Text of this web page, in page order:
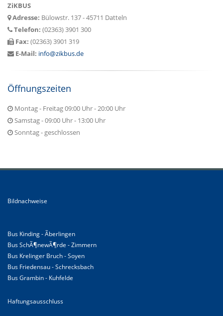
ZiKBUS
Adresse: Bülowstr. 137 - 45711 Datteln
Telefon: (02363) 3901 300
Fax: (02363) 3901 319
E-Mail: info@zikbus.de
Öffnungszeiten
Montag - Freitag 09:00 Uhr - 20:00 Uhr
Samstag - 09:00 Uhr - 13:00 Uhr
Sonntag - geschlossen
Bildnachweise
Bus Kinding - Ãberlingen
Bus SchÃ¶newÃ¶rde - Zimmern
Bus Krelinger Bruch - Soyen
Bus Friedensau - Schrecksbach
Bus Grambin - Kuhfelde
Haftungsausschluss